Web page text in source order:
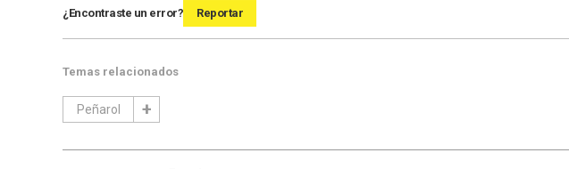
¿Encontraste un error? Reportar
Temas relacionados
Peñarol